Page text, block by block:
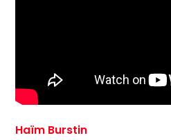
Haïm Burstin